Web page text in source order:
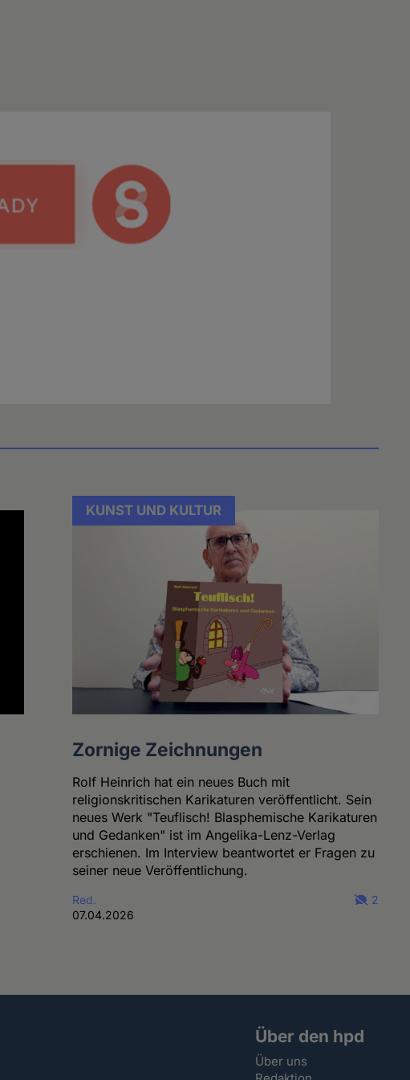
KUNST UND KULTUR
Zornige Zeichnungen
Rolf Heinrich hat ein neues Buch mit
religionskritischen Karikaturen veröffentlicht. Sein
neues Werk "Teuflisch! Blasphemische Karikaturen
und Gedanken" ist im Angelika-Lenz-Verlag
erschienen. Im Interview beantwortet er Fragen zu
seiner neue Veröffentlichung.
Red.
07.04.2026
2
Über den hpd
Über uns